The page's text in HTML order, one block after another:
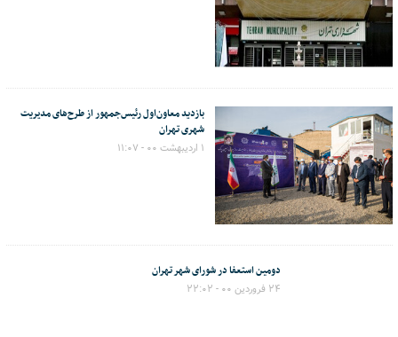
بازدید معاون‌اول رئیس‌جمهور از طرح‌های مدیریت
شهری تهران
۱ اردیبهشت ۰۰ - ۱۱:۰۷
دومین استعفا در شورای شهر تهران
۲۴ فروردین ۰۰ - ۲۲:۰۲